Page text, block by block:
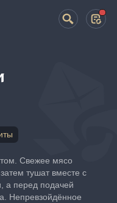
Свежее мясо
тушат вместе с
а перед подачей
Непревзойдённое